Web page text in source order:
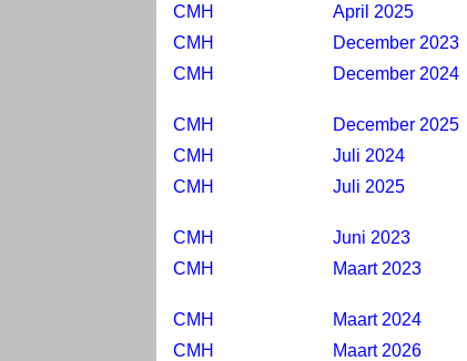
CMH
April 2025
CMH
December 2023
CMH
December 2024
CMH December 2025
CMH
Juli 2024
CMH
Juli 2025
CMH Juni 2023
CMH
Maart 2023
CMH Maart 2024
CMH
Maart 2026